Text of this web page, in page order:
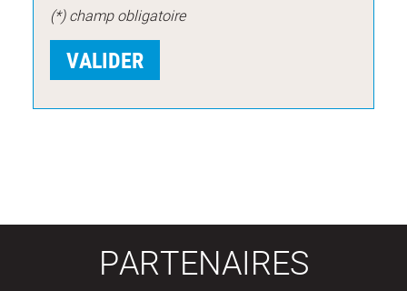
(*) champ obligatoire
PARTENAIRES